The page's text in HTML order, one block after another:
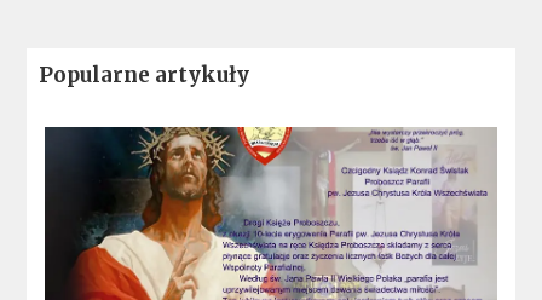
Popularne artykuły